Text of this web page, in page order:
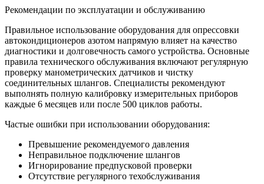
Рекомендации по эксплуатации и обслуживанию
Правильное использование оборудования для опрессовки
автокондиционеров азотом напрямую влияет на качество
диагностики и долговечность самого устройства. Основные
правила технического обслуживания включают регулярную
проверку манометрических датчиков и чистку
соединительных шлангов. Специалисты рекомендуют
выполнять полную калибровку измерительных приборов
каждые 6 месяцев или после 500 циклов работы.
Частые ошибки при использовании оборудования:
Превышение рекомендуемого давления
Неправильное подключение шлангов
Игнорирование предпусковой проверки
Отсутствие регулярного техобслуживания